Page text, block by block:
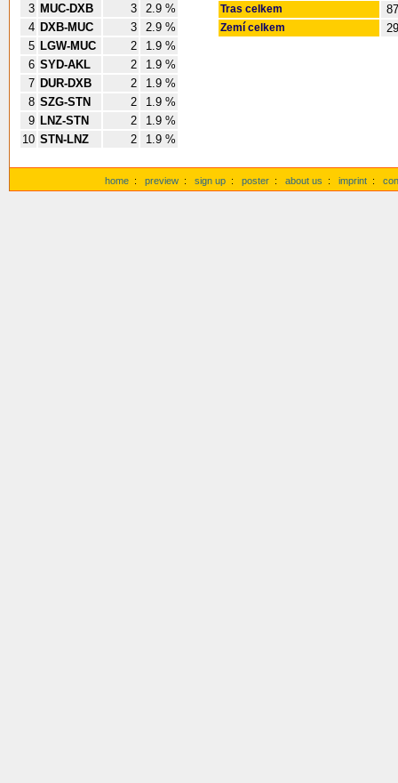
3 MUC-DXB 3
2.9 %
4 DXB-MUC 3
2.9 %
5 LGW-MUC 2
1.9 %
6 SYD-AKL 2
1.9 %
7 DUR-DXB 2
1.9 %
8 SZG-STN 2
1.9 %
9 LNZ-STN 2
1.9 %
10 STN-LNZ 2 1.9 %
Tras celkem 87
Zemí celkem 29
home : preview : sign up : poster : about us : imprint :